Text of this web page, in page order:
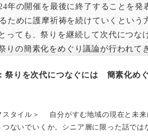
年の開催を最後に終了することを発
ために護摩祈祷を続けていくという
っても、祭りを継続して次代につな
りの簡素化をめぐり議論が行われて
祭りを次代につなぐには 簡素化め
タイル＞ 自分がすむ地域の現在と未来
ないでいくか。シニア層に限った話では